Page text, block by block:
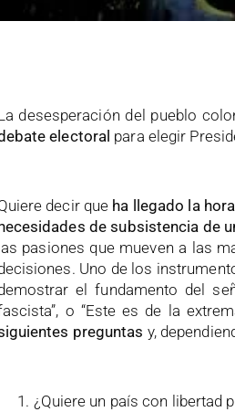
desesperación del pueblo
electoral para elegir
decir que ha llegado la
de subsistencia de
pasiones que mueven a las
Uno de los
el fundamento del
o “Este es de la
preguntas y,
¿Quiere un país con libertad